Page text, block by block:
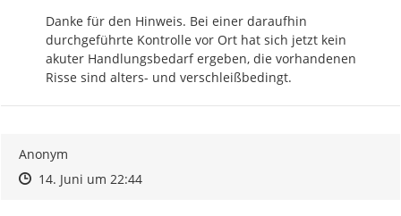
Danke für den Hinweis. Bei einer daraufhin
durchgeführte Kontrolle vor Ort hat sich jetzt kein
akuter Handlungsbedarf ergeben, die vorhandenen
Risse sind alters- und verschleißbedingt.
Anonym
Zeitpunkt des Erstellens
Zeitpunkt des Erstellens
14. Juni um 22:44Zur Äußerung